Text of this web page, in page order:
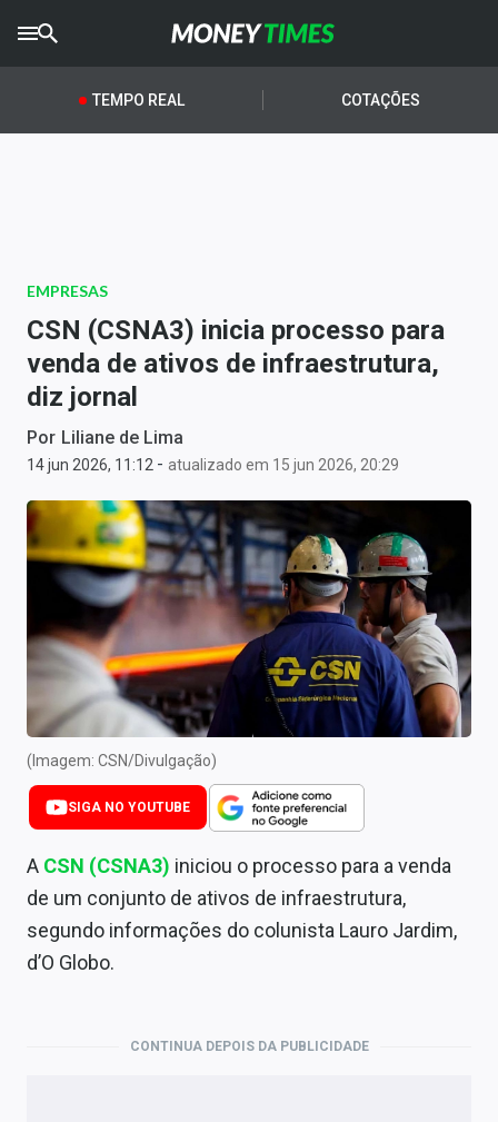
CRYPTOTIMES
AGROTIMES
Newsletters
Money Trader
Anuncie
Últimas Notícias
Newsletters
Cotações
Comprar ou vender?
Carteiras Recomendadas
Central de Dividendos
Central de Fundos Imobiliários
Central dos IPOs
Renda Fixa
Finanças Pessoais
Mercados
TEMPO REAL COTAÇÕES
EMPRESAS
CSN (CSNA3) inicia processo para
venda de ativos de infraestrutura,
diz jornal
Por Liliane de Lima
14 jun 2026, 11:12 - atualizado em 15 jun 2026, 20:29
(Imagem: CSN/Divulgação)
SIGA NO YOUTUBE
A CSN (CSNA3) iniciou o processo para a venda
de um conjunto de ativos de infraestrutura,
segundo informações do colunista Lauro Jardim,
d’O Globo.
CONTINUA DEPOIS DA PUBLICIDADE